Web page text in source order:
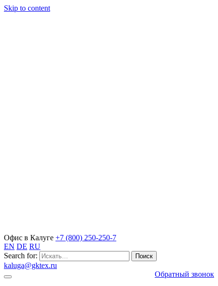
Skip to content
Офис в Калуге +7 (800) 250-250-7
EN DE RU
Search for:
kaluga@gktex.ru
Обратный звонок